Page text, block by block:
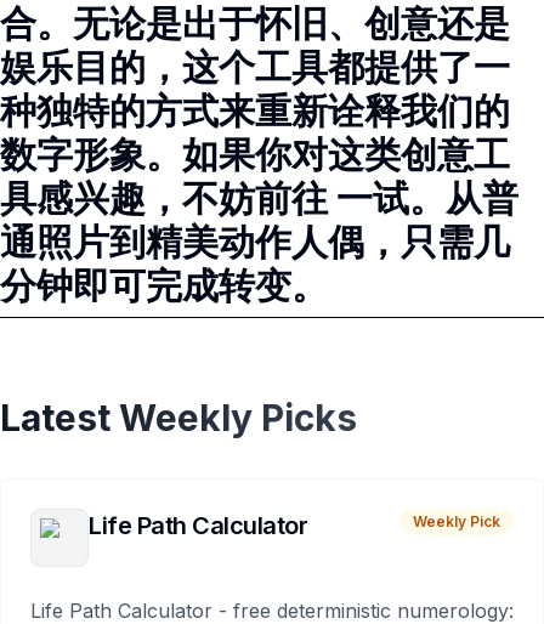
合。无论是出于怀旧、创意还是
娱乐目的，这个工具都提供了一
种独特的方式来重新诠释我们的
数字形象。如果你对这类创意工
具感兴趣，不妨前往 一试。从普
通照片到精美动作人偶，只需几
分钟即可完成转变。
Latest Weekly Picks
Life Path Calculator Weekly Pick
Life Path Calculator - free deterministic numerology: